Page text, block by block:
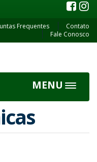
Frequentes
Contato
Fale Conosco
MENU
Toggle